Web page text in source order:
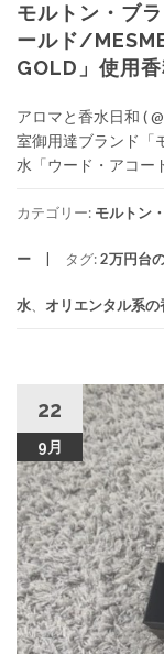
モルトン・ブ
ールド/
GOLD」使用
アロマと香水日和 (
室御用達ブランド「
水「ウード・アコー
カテゴリー: モルトン
ー タグ:2万円台
水 オリエンタル系の
22
9月